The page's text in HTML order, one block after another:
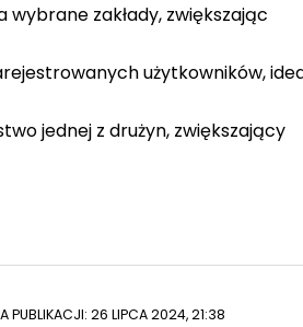
zakłady, zwiększając
użytkowników,
jednej z drużyn, zwiększający
PUBLIKACJI: 26 LIPCA 2024, 21:38